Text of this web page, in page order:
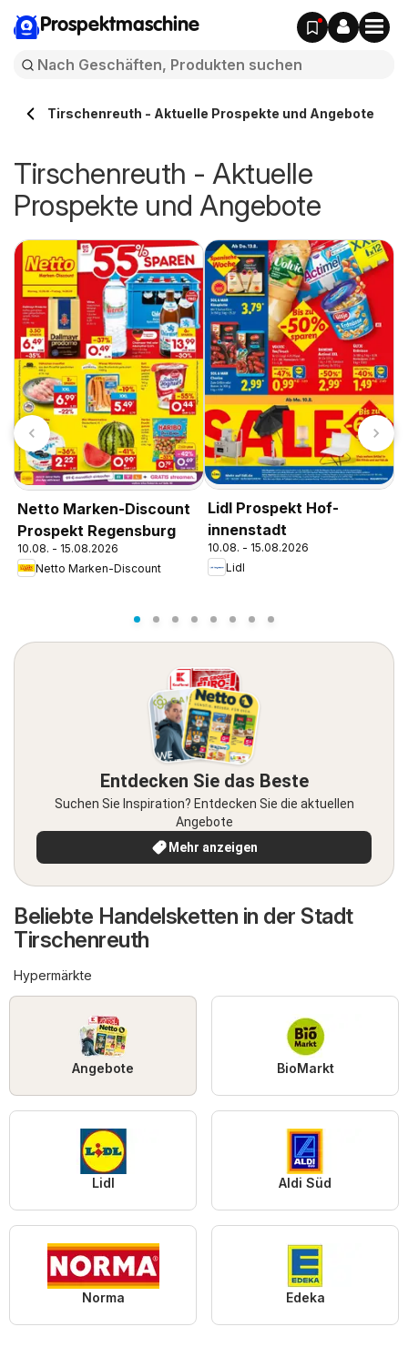
Prospektmaschine
Tirschenreuth - Aktuelle Prospekte und Angebote
Tirschenreuth - Aktuelle
Prospekte und Angebote
Netto Marken-Discount
Prospekt Regensburg
10.08. - 15.08.2026
Netto Marken-Discount
Lidl Prospekt Hof-
innenstadt
10.08. - 15.08.2026
Lidl
Entdecken Sie das Beste
Suchen Sie Inspiration? Entdecken Sie die aktuellen
Angebote
Mehr anzeigen
Beliebte Handelsketten in der Stadt
Tirschenreuth
Hypermärkte
Angebote BioMarkt
Lidl Aldi Süd
Norma Edeka